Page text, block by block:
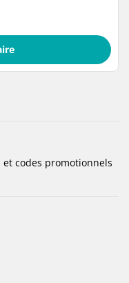
codes promotionnels